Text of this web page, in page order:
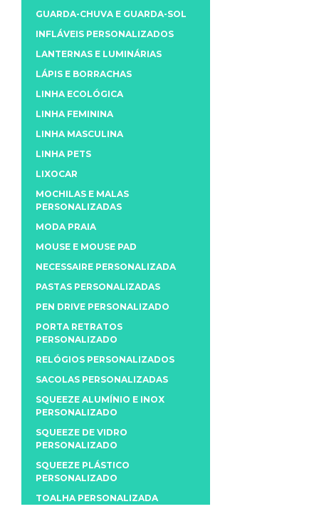
GUARDA-CHUVA E GUARDA-SOL
INFLÁVEIS PERSONALIZADOS
LANTERNAS E LUMINÁRIAS
LÁPIS E BORRACHAS
LINHA ECOLÓGICA
LINHA FEMININA
LINHA MASCULINA
LINHA PETS
LIXOCAR
MOCHILAS E MALAS
PERSONALIZADAS
MODA PRAIA
MOUSE E MOUSE PAD
NECESSAIRE PERSONALIZADA
PASTAS PERSONALIZADAS
PEN DRIVE PERSONALIZADO
PORTA RETRATOS
PERSONALIZADO
RELÓGIOS PERSONALIZADOS
SACOLAS PERSONALIZADAS
SQUEEZE ALUMÍNIO E INOX
PERSONALIZADO
SQUEEZE DE VIDRO
PERSONALIZADO
SQUEEZE PLÁSTICO
PERSONALIZADO
TOALHA PERSONALIZADA